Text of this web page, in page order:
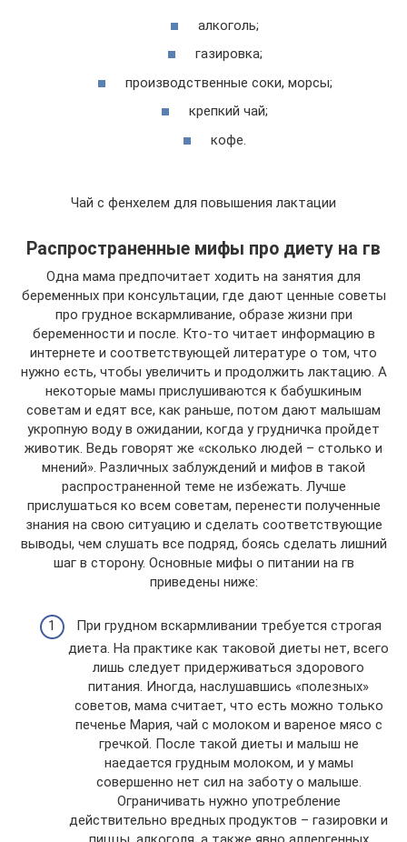
алкоголь;
газировка;
производственные соки, морсы;
крепкий чай;
кофе.
Чай с фенхелем для повышения лактации
Распространенные мифы про диету на гв
Одна мама предпочитает ходить на занятия для
беременных при консультации, где дают ценные советы
про грудное вскармливание, образе жизни при
беременности и после. Кто-то читает информацию в
интернете и соответствующей литературе о том, что
нужно есть, чтобы увеличить и продолжить лактацию. А
некоторые мамы прислушиваются к бабушкиным
советам и едят все, как раньше, потом дают малышам
укропную воду в ожидании, когда у грудничка пройдет
животик. Ведь говорят же «сколько людей – столько и
мнений». Различных заблуждений и мифов в такой
распространенной теме не избежать. Лучше
прислушаться ко всем советам, перенести полученные
знания на свою ситуацию и сделать соответствующие
выводы, чем слушать все подряд, боясь сделать лишний
шаг в сторону. Основные мифы о питании на гв
приведены ниже:
При грудном вскармливании требуется строгая
диета. На практике как таковой диеты нет, всего
лишь следует придерживаться здорового
питания. Иногда, наслушавшись «полезных»
советов, мама считает, что есть можно только
печенье Мария, чай с молоком и вареное мясо с
гречкой. После такой диеты и малыш не
наедается грудным молоком, и у мамы
совершенно нет сил на заботу о малыше.
Ограничивать нужно употребление
действительно вредных продуктов – газировки и